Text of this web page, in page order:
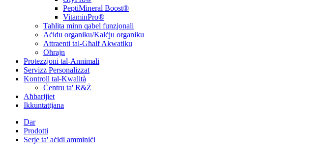
PeptiMineral Boost®
VitaminPro®
Taħlita minn qabel funzjonali
Aċidu organiku/Kalċju organiku
Attraenti tal-Għalf Akwatiku
Oħrajn
Protezzjoni tal-Annimali
Servizz Personalizzat
Kontroll tal-Kwalità
Ċentru ta' R&Ż
Aħbarijiet
Ikkuntattjana
Dar
Prodotti
Serje ta' aċidi amminiċi